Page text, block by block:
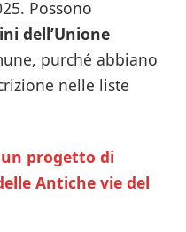
Possono
dell’Unione
purché abbiano
nelle liste
progetto di
Antiche vie del